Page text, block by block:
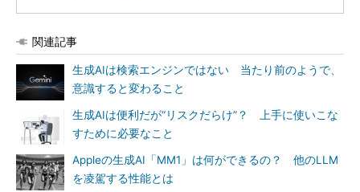
関連記事
生成AIは検索エンジンではない 当たり前のようで、
意識すると変わること
生成AIは便利だが“リスクだらけ”？ 上手に使いこな
すために必要なこと
Appleの生成AI「MM1」は何ができるの？ 他のLLM
を凌駕する性能とは